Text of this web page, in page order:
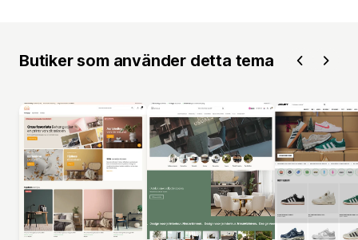
Butiker som använder detta tema